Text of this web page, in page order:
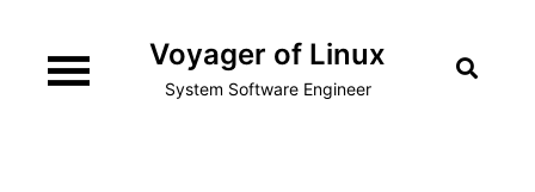
content
Voyager of Linux
System Software Engineer